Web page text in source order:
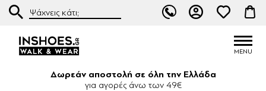
Δωρεάν αποστολή σε όλη την Ελλάδα
για αγορές άνω των 49€